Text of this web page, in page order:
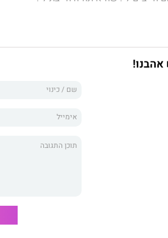
הזמן לגבות את החוב.
קילגוֹר, את רכושו של לאקלן מאונט".
לי שהוא ישגע אותי לגמרי. יעורר מלחמה